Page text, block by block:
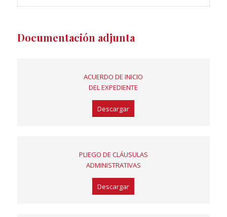
Documentación adjunta
ACUERDO DE INICIO
DEL EXPEDIENTE
Descargar
PLIEGO DE CLÁUSULAS
ADMINISTRATIVAS
Descargar